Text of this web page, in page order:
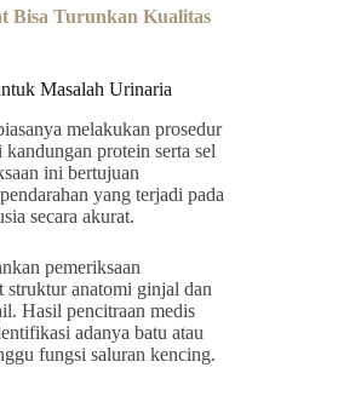
Bisa Turunkan Kualitas
Masalah Urinaria
melakukan prosedur
protein serta sel
ini bertujuan
yang terjadi pada
secara akurat.
pemeriksaan
struktur anatomi ginjal dan
Hasil pencitraan medis
adanya batu atau
fungsi saluran kencing.